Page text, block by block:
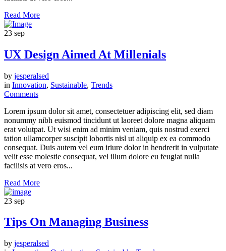
Read More
23 sep
UX Design Aimed At Millenials
by jesperalsed
in Innovation, Sustainable, Trends
Comments
Lorem ipsum dolor sit amet, consectetuer adipiscing elit, sed diam
nonummy nibh euismod tincidunt ut laoreet dolore magna aliquam
erat volutpat. Ut wisi enim ad minim veniam, quis nostrud exerci
tation ullamcorper suscipit lobortis nisl ut aliquip ex ea commodo
consequat. Duis autem vel eum iriure dolor in hendrerit in vulputate
velit esse molestie consequat, vel illum dolore eu feugiat nulla
facilisis at vero eros...
Read More
23 sep
Tips On Managing Business
by jesperalsed